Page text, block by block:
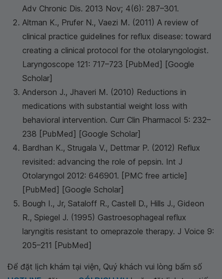
Adv Chronic Dis. 2013 Nov; 4(6): 287–301.
Altman K., Prufer N., Vaezi M. (2011) A review of
clinical practice guidelines for reflux disease: toward
creating a clinical protocol for the otolaryngologist.
Laryngoscope 121: 717–723 [PubMed] [Google
Scholar]
Anderson J., Jhaveri M. (2010) Reductions in
medications with substantial weight loss with
behavioral intervention. Curr Clin Pharmacol 5: 232–
238 [PubMed] [Google Scholar]
Bardhan K., Strugala V., Dettmar P. (2012) Reflux
revisited: advancing the role of pepsin. Int J
Otolaryngol 2012: 646901. [PMC free article]
[PubMed] [Google Scholar]
Bough I., Jr, Sataloff R., Castell D., Hills J., Gideon
R., Spiegel J. (1995) Gastroesophageal reflux
laryngitis resistant to omeprazole therapy. J Voice 9:
205–211 [PubMed]
Để đặt lịch khám tại viện, Quý khách vui lòng bấm số